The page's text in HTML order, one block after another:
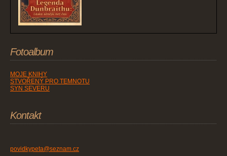
Fotoalbum
MOJE KNIHY
STVOŘENÝ PRO TEMNOTU
SYN SEVERU
Kontakt
povidkypeta@seznam.cz